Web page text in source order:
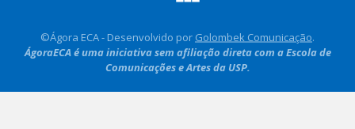
©Ágora ECA - Desenvolvido por Golombek Comunicação.
ÁgoraECA é uma iniciativa sem afiliação direta com a Escola de
Comunicações e Artes da USP.